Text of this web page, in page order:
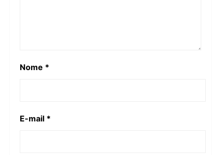
Nome *
E-mail *